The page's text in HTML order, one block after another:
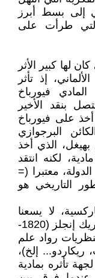
إلى بسط أبرز
التي طرأت على
لها كبير الأثر
إذ تأثر
فيورباخ
بنقد الأخير
أخذ على فيورباخ
البرجوازي
الذي أخذ
لكنه انتقد
معتبرا (=
التاريخي هو
لا يسعنا
الإغضاء عن الدور الذي اضطلع به فريدريك إنجلز (1820-
رواد علم
ريكاردو... إلخ)،
تأثره بمادية